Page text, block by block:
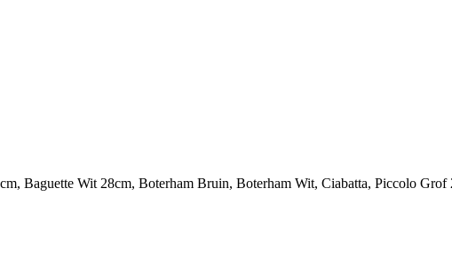
Baguette Wit 28cm, Boterham Bruin, Boterham Wit, Ciabatta, Piccolo